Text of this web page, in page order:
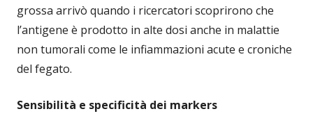
grossa arrivò quando i ricercatori scoprirono che
l’antigene è prodotto in alte dosi anche in malattie
non tumorali come le infiammazioni acute e croniche
del fegato.
Sensibilità e specificità dei markers